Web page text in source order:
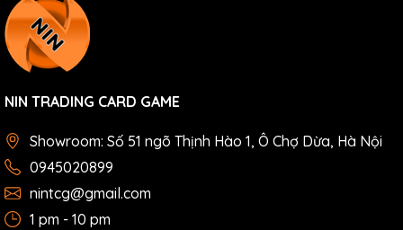
NIN TRADING CARD GAME
Showroom: Số 51 ngõ Thịnh Hào 1, Ô Chợ Dừa, Hà Nội
0945020899
nintcg@gmail.com
1 pm - 10 pm